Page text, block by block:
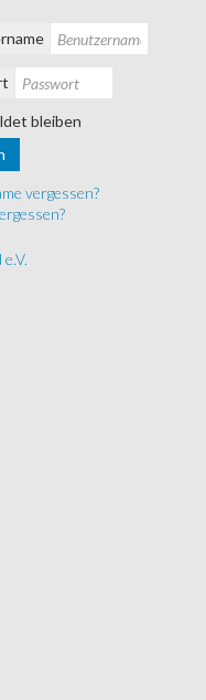
bleiben
vergessen?